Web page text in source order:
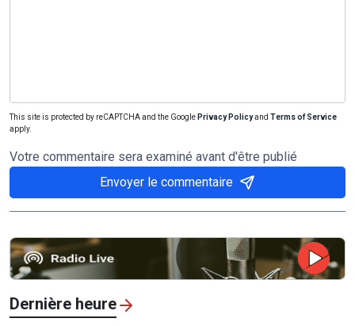
This site is protected by reCAPTCHA and the Google Privacy Policyand Terms of Service
apply.
Votre commentaire sera examiné avant d'être publié
Envoyer le commentaire
Dernière heure